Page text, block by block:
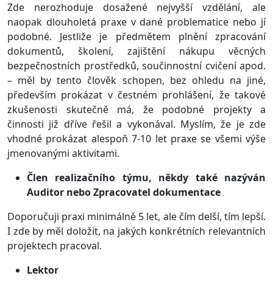
Zde nerozhoduje dosažené nejvyšší vzdělání, ale
naopak dlouholetá praxe v dané problematice nebo jí
podobné. Jestliže je předmětem plnění zpracování
dokumentů, školení, zajištění nákupu věcných
bezpečnostních prostředků, součinnostní cvičení apod.
– měl by tento člověk schopen, bez ohledu na jiné,
především prokázat v čestném prohlášení, že takové
zkušenosti skutečně má, že podobné projekty a
činnosti již dříve řešil a vykonával. Myslím, že je zde
vhodné prokázat alespoň 7-10 let praxe se všemi výše
jmenovanými aktivitami.
Člen realizačního týmu, někdy také nazýván
Auditor nebo Zpracovatel dokumentace
Doporučuji praxi minimálně 5 let, ale čím delší, tím lepší.
I zde by měl doložit, na jakých konkrétních relevantních
projektech pracoval.
Lektor